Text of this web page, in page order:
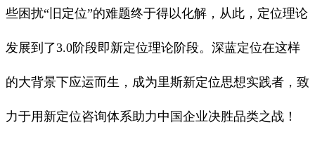
些困扰“旧定位”的难题终于得以化解，从此，定位理论
发展到了3.0阶段即新定位理论阶段。深蓝定位在这样
的大背景下应运而生，成为里斯新定位思想实践者，致
力于用新定位咨询体系助力中国企业决胜品类之战！